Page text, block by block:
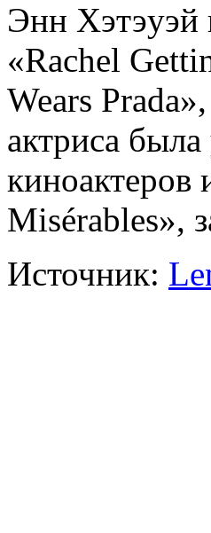
Энн Хэтэуэй
«Rachel
Wears
актриса
киноактеров
Misérables»,
Источник: